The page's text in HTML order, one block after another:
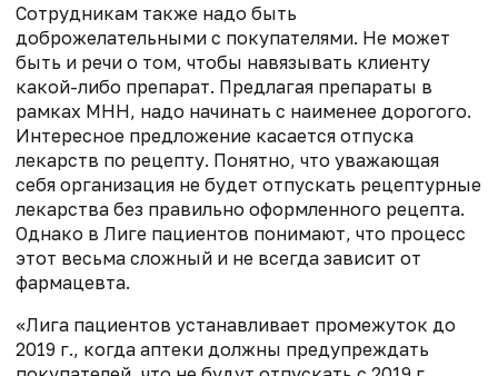
Сотрудникам также надо быть
доброжелательными с покупателями. Не может
быть и речи о том, чтобы навязывать клиенту
какой-либо препарат. Предлагая препараты в
рамках МНН, надо начинать с наименее дорогого.
Интересное предложение касается отпуска
лекарств по рецепту. Понятно, что уважающая
себя организация не будет отпускать рецептурные
лекарства без правильно оформленного рецепта.
Однако в Лиге пациентов понимают, что процесс
этот весьма сложный и не всегда зависит от
фармацевта.
«Лига пациентов устанавливает промежуток до
2019 г., когда аптеки должны предупреждать